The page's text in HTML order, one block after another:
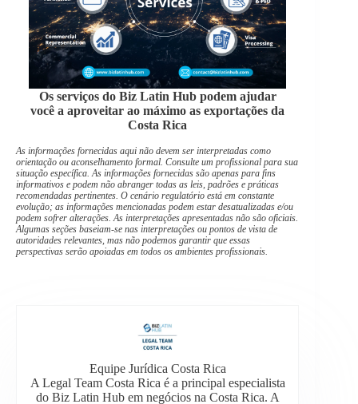
Os serviços do Biz Latin Hub podem ajudar
você a aproveitar ao máximo as exportações da
Costa Rica
As informações fornecidas aqui não devem ser interpretadas como
orientação ou aconselhamento formal. Consulte um profissional para sua
situação específica. As informações fornecidas são apenas para fins
informativos e podem não abranger todas as leis, padrões e práticas
recomendadas pertinentes. O cenário regulatório está em constante
evolução; as informações mencionadas podem estar desatualizadas e/ou
podem sofrer alterações. As interpretações apresentadas não são oficiais.
Algumas seções baseiam-se nas interpretações ou pontos de vista de
autoridades relevantes, mas não podemos garantir que essas
perspectivas serão apoiadas em todos os ambientes profissionais.
Equipe Jurídica Costa Rica
A Legal Team Costa Rica é a principal especialista
do Biz Latin Hub em negócios na Costa Rica. A